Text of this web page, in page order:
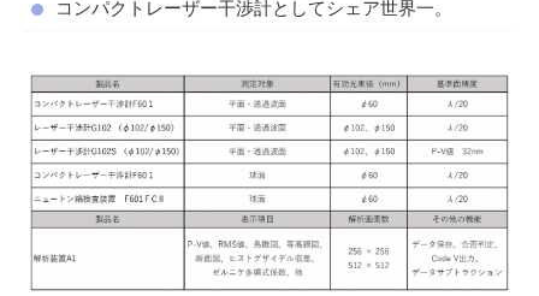
コンパクトレーザー干渉計としてシェア世界一。